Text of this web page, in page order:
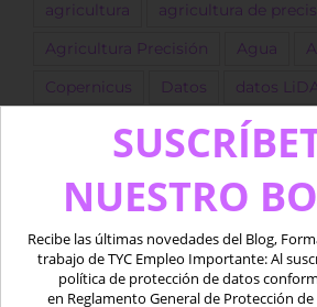
agricultura agricultura de
Agricultura Precisión Agua
Copernicus Datos datos
dron Drones
Google Earth Engine IA
Imágenes satélite ingeniero
LIDAR marino Medio
NUESTRO
Recibe las últimas novedades del Blog,
trabajo de TYC Empleo Importante: Al
política de protección de datos
en Reglamento General de Protección de